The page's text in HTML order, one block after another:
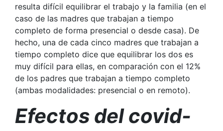
resulta difícil equilibrar el trabajo y la familia (en el
caso de las madres que trabajan a tiempo
completo de forma presencial o desde casa). De
hecho, una de cada cinco madres que trabajan a
tiempo completo dice que equilibrar los dos es
muy difícil para ellas, en comparación con el 12%
de los padres que trabajan a tiempo completo
(ambas modalidades: presencial o en remoto).
Efectos del covid-